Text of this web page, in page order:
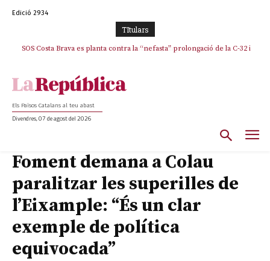
Edició 2934
TItulars
SOS Costa Brava es planta contra la “nefasta” prolongació de la C-32 i
Els Països Catalans al teu abast
Divendres, 07 de agost del 2026
Foment demana a Colau
paralitzar les superilles de
l’Eixample: “És un clar
exemple de política
equivocada”